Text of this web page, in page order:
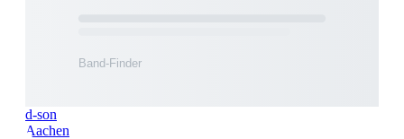
d-son
Aachen